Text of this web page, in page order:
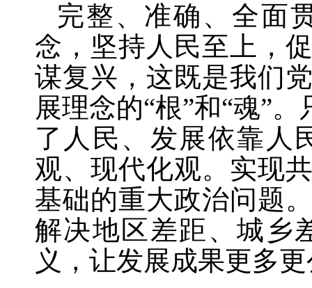
完整、准确、全面
念，坚持人民至上，
谋复兴，这既是我们
展理念的“根”和“魂”
了人民、发展依靠人
观、现代化观。实现
基础的重大政治问题
解决地区差距、城乡
义，让发展成果更多